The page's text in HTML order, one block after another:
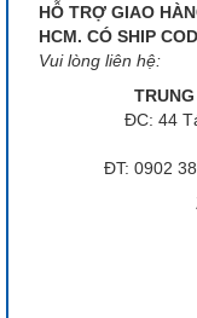
HỖ TRỢ GIAO
HCM. CÓ SHIP
Vui lòng liên hệ:
ĐC: 44
ĐT: 0902